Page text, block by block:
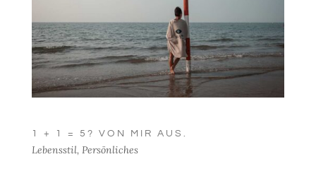
1 + 1 = 5? VON MIR AUS.
Lebensstil, Persönliches